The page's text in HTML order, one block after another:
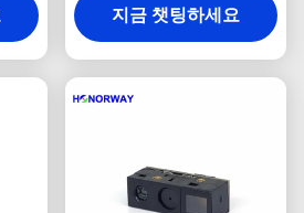
지금 챗팅하세요